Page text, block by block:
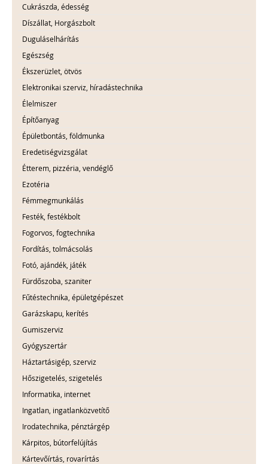
Cukrászda, édesség
Díszállat, Horgászbolt
Duguláselhárítás
Egészség
Ékszerüzlet, ötvös
Elektronikai szerviz, híradástechnika
Élelmiszer
Építőanyag
Épületbontás, földmunka
Eredetiségvizsgálat
Étterem, pizzéria, vendéglő
Ezotéria
Fémmegmunkálás
Festék, festékbolt
Fogorvos, fogtechnika
Fordítás, tolmácsolás
Fotó, ajándék, játék
Fürdőszoba, szaniter
Fűtéstechnika, épületgépészet
Garázskapu, kerítés
Gumiszerviz
Gyógyszertár
Háztartásigép, szerviz
Hőszigetelés, szigetelés
Informatika, internet
Ingatlan, ingatlanközvetítő
Irodatechnika, pénztárgép
Kárpitos, bútorfelújítás
Kártevőírtás, rovarírtás